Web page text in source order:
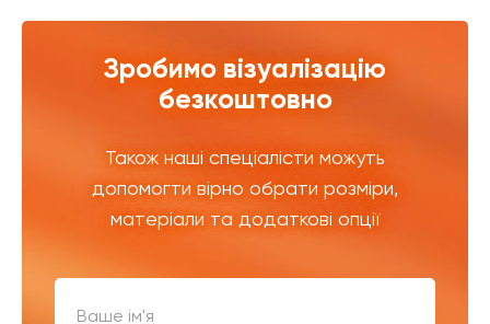
Зробимо візуалізацію
безкоштовно
Також наші спеціалісти можуть
допомогти вірно обрати розміри,
матеріали та додаткові опції